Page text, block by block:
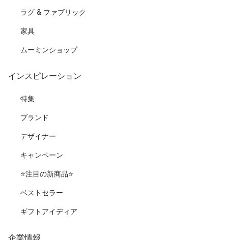
ラグ & ファブリック
家具
ムーミンショップ
インスピレーション
特集
ブランド
デザイナー
キャンペーン
⭐️注目の新商品⭐️
ベストセラー
ギフトアイディア
企業情報